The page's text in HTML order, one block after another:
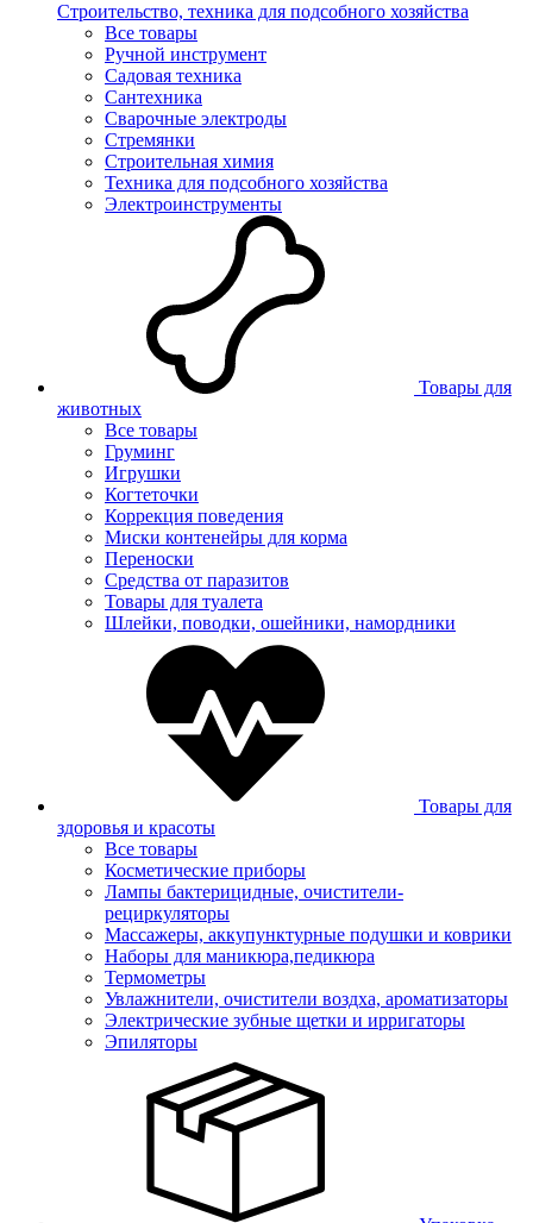
Строительство, техника для подсобного хозяйства
Все товары
Ручной инструмент
Садовая техника
Сантехника
Сварочные электроды
Стремянки
Строительная химия
Техника для подсобного хозяйства
Электроинструменты
Товары для
животных
Все товары
Груминг
Игрушки
Когтеточки
Коррекция поведения
Миски контенейры для корма
Переноски
Средства от паразитов
Товары для туалета
Шлейки, поводки, ошейники, намордники
Товары для
здоровья и красоты
Все товары
Косметические приборы
Лампы бактерицидные, очистители-
рециркуляторы
Массажеры, аккупунктурные подушки и коврики
Наборы для маникюра,педикюра
Термометры
Увлажнители, очистители воздха, ароматизаторы
Электрические зубные щетки и ирригаторы
Эпиляторы